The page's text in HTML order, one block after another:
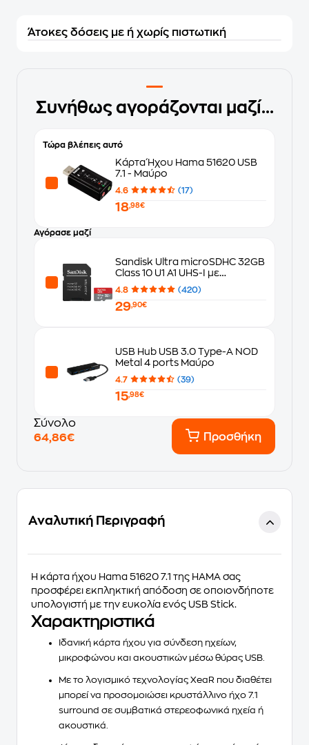
Άτοκες δόσεις με ή χωρίς πιστωτική
Συνήθως αγοράζονται μαζί...
Τώρα βλέπεις αυτό
Κάρτα Ήχου Hama 51620 USB
7.1 - Μαύρο
4.6 (17)
18,98€
Αγόρασε μαζί
Sandisk Ultra microSDHC 32GB
Class 10 U1 A1 UHS-I με
αντάπτορα
4.8 (420)
29,90€
USB Hub USB 3.0 Type-A NOD
Metal 4 ports Μαύρο
4.7 (39)
15,98€
Σύνολο
64,86€
Προσθήκη
Αναλυτική Περιγραφή
Η κάρτα ήχου Hama 51620 7.1 της HAMA σας
προσφέρει εκπληκτική απόδοση σε οποιονδήποτε
υπολογιστή με την ευκολία ενός USB Stick.
Χαρακτηριστικά
Ιδανική κάρτα ήχου για σύνδεση ηχείων,
μικροφώνου και ακουστικών μέσω θύρας USB.
Με το λογισμικό τεχνολογίας XeaR που διαθέτει
μπορεί να προσομοιώσει κρυστάλλινο ήχο 7.1
surround σε συμβατικά στερεοφωνικά ηχεία ή
ακουστικά.